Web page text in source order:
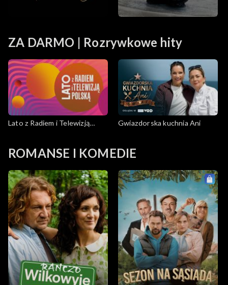
ZA DARMO | Rozrywkowe hity
Lato z Radiem i Telewizją
Gwiazdorska kuchnia Ani
ROMANSE I KOMEDIE